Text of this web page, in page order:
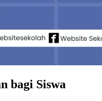
bagi Siswa